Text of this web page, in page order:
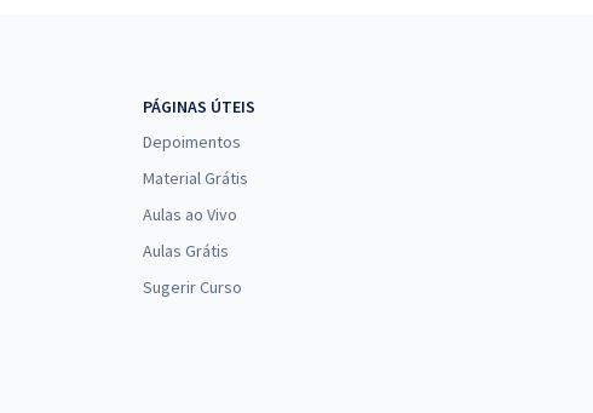
PÁGINAS ÚTEIS
Depoimentos
Material Grátis
Aulas ao Vivo
Aulas Grátis
Sugerir Curso